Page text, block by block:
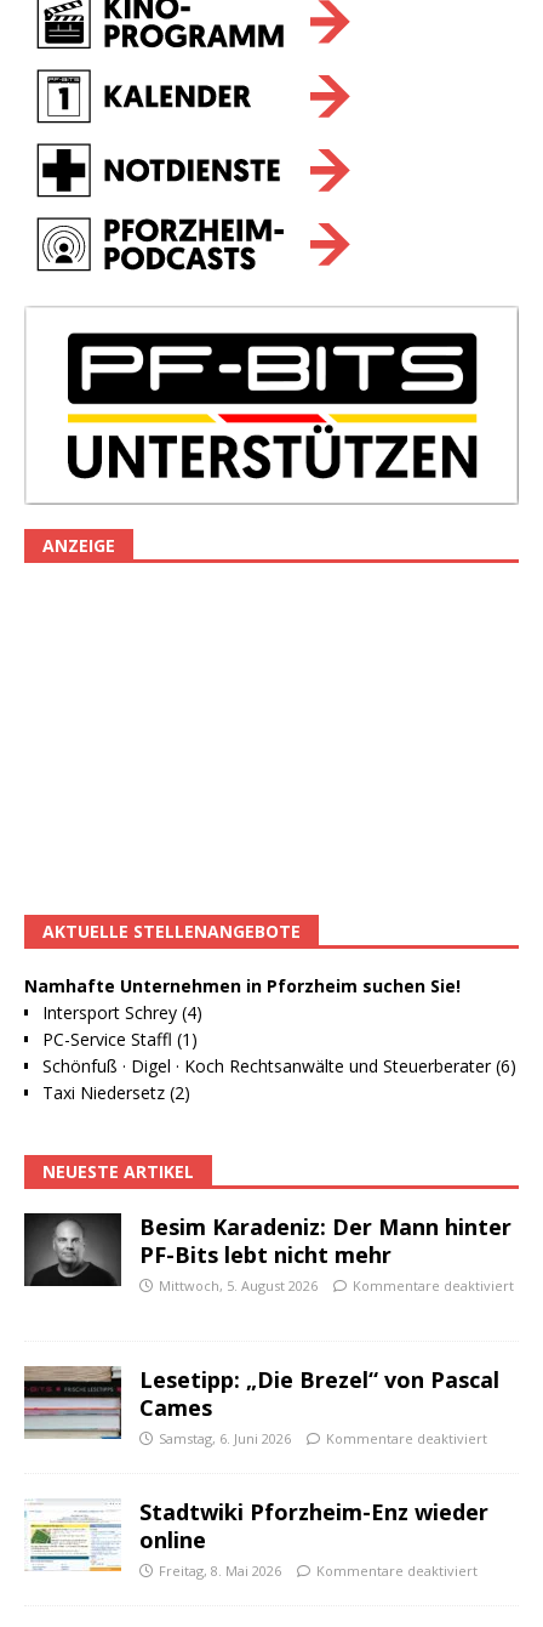
ANZEIGE
AKTUELLE STELLENANGEBOTE
Namhafte Unternehmen in Pforzheim suchen Sie!
Intersport Schrey (4)
PC-Service Staffl (1)
Schönfuß · Digel · Koch Rechtsanwälte und Steuerberater (6)
Taxi Niedersetz (2)
NEUESTE ARTIKEL
Besim Karadeniz: Der Mann hinter
PF-Bits lebt nicht mehr
Mittwoch, 5. August 2026 Kommentare deaktiviert
Lesetipp: „Die Brezel“ von Pascal
Cames
Samstag, 6. Juni 2026 Kommentare deaktiviert
Stadtwiki Pforzheim-Enz wieder
online
Freitag, 8. Mai 2026 Kommentare deaktiviert